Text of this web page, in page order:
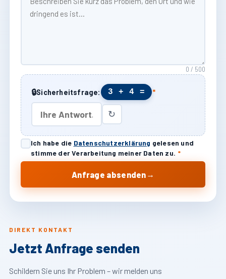
DIREKT KONTAKT
Jetzt Anfrage senden
Schildern Sie uns Ihr Problem – wir melden uns
0 / 500
🔒Sicherheitsfrage: 3 + 4 = *
↻
Ich habe die Datenschutzerklärung gelesen und
stimme der Verarbeitung meiner Daten zu. *
Anfrage absenden →